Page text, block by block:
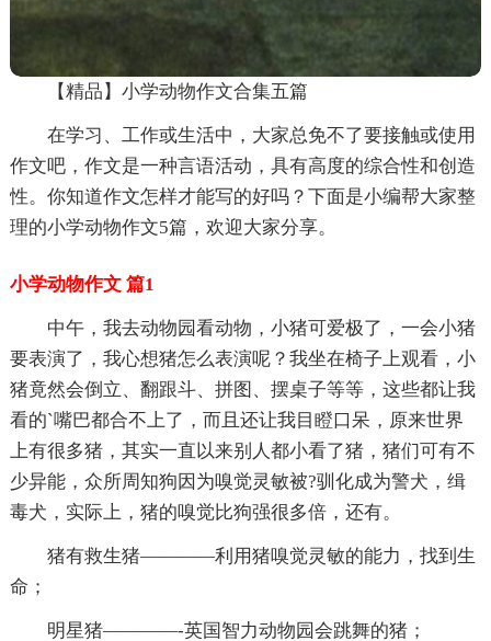
【精品】小学动物作文合集五篇
在学习、工作或生活中，大家总免不了要接触或使用
作文吧，作文是一种言语活动，具有高度的综合性和创造
性。你知道作文怎样才能写的好吗？下面是小编帮大家整
理的小学动物作文5篇，欢迎大家分享。
小学动物作文 篇1
中午，我去动物园看动物，小猪可爱极了，一会小猪
要表演了，我心想猪怎么表演呢？我坐在椅子上观看，小
猪竟然会倒立、翻跟斗、拼图、摆桌子等等，这些都让我
看的`嘴巴都合不上了，而且还让我目瞪口呆，原来世界
上有很多猪，其实一直以来别人都小看了猪，猪们可有不
少异能，众所周知狗因为嗅觉灵敏被?驯化成为警犬，缉
毒犬，实际上，猪的嗅觉比狗强很多倍，还有。
猪有救生猪————利用猪嗅觉灵敏的能力，找到生
命；
明星猪————-英国智力动物园会跳舞的猪；